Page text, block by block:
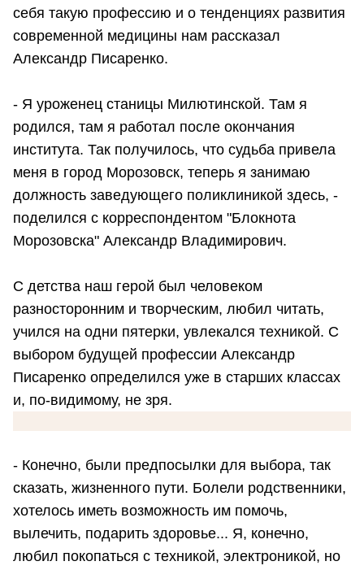
себя такую профессию и о тенденциях развития
современной медицины нам рассказал
Александр Писаренко.
- Я уроженец станицы Милютинской. Там я
родился, там я работал после окончания
института. Так получилось, что судьба привела
меня в город Морозовск, теперь я занимаю
должность заведующего поликлиникой здесь, -
поделился с корреспондентом "Блокнота
Морозовска" Александр Владимирович.
С детства наш герой был человеком
разносторонним и творческим, любил читать,
учился на одни пятерки, увлекался техникой. С
выбором будущей профессии Александр
Писаренко определился уже в старших классах
и, по-видимому, не зря.
- Конечно, были предпосылки для выбора, так
сказать, жизненного пути. Болели родственники,
хотелось иметь возможность им помочь,
вылечить, подарить здоровье... Я, конечно,
любил покопаться с техникой, электроникой, но